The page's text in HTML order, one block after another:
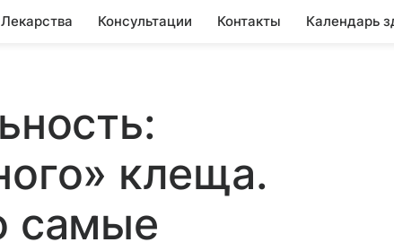
Лекарства Консультации Контакты Календарь
клеща.
самые